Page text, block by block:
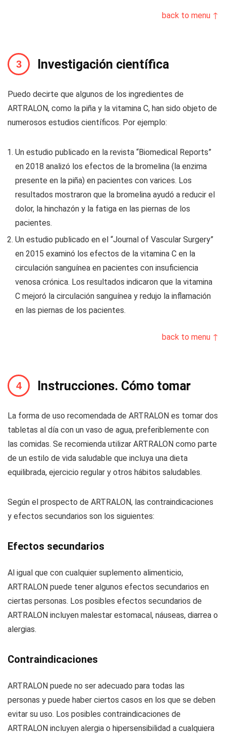
back to menu ↑
Investigación científica
Puedo decirte que algunos de los ingredientes de
ARTRALON, como la piña y la vitamina C, han sido objeto de
numerosos estudios científicos. Por ejemplo:
Un estudio publicado en la revista “Biomedical Reports”
en 2018 analizó los efectos de la bromelina (la enzima
presente en la piña) en pacientes con varices. Los
resultados mostraron que la bromelina ayudó a reducir el
dolor, la hinchazón y la fatiga en las piernas de los
pacientes.
Un estudio publicado en el “Journal of Vascular Surgery”
en 2015 examinó los efectos de la vitamina C en la
circulación sanguínea en pacientes con insuficiencia
venosa crónica. Los resultados indicaron que la vitamina
C mejoró la circulación sanguínea y redujo la inflamación
en las piernas de los pacientes.
back to menu ↑
Instrucciones. Cómo tomar
La forma de uso recomendada de ARTRALON es tomar dos
tabletas al día con un vaso de agua, preferiblemente con
las comidas. Se recomienda utilizar ARTRALON como parte
de un estilo de vida saludable que incluya una dieta
equilibrada, ejercicio regular y otros hábitos saludables.
Según el prospecto de ARTRALON, las contraindicaciones
y efectos secundarios son los siguientes:
Efectos secundarios
Al igual que con cualquier suplemento alimenticio,
ARTRALON puede tener algunos efectos secundarios en
ciertas personas. Los posibles efectos secundarios de
ARTRALON incluyen malestar estomacal, náuseas, diarrea o
alergias.
Contraindicaciones
ARTRALON puede no ser adecuado para todas las
personas y puede haber ciertos casos en los que se deben
evitar su uso. Los posibles contraindicaciones de
ARTRALON incluyen alergia o hipersensibilidad a cualquiera